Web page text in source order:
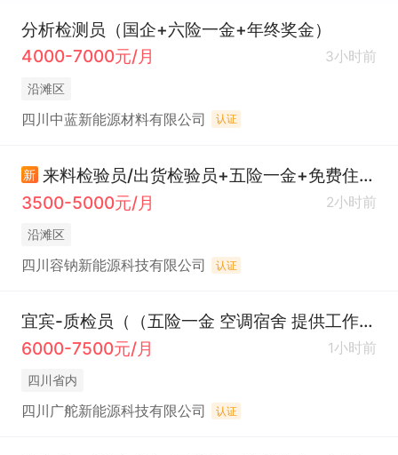
分析检测员（国企+六险一金+年终奖金）
4000-7000元/月
3小时前
沿滩区
四川中蓝新能源材料有限公司 认证
新
来料检验员/出货检验员+五险一金+免费住宿+餐补
3500-5000元/月
2小时前
沿滩区
四川容钠新能源科技有限公司 认证
宜宾-质检员（（五险一金 空调宿舍 提供工作餐））
6000-7500元/月
1小时前
四川省内
四川广舵新能源科技有限公司 认证